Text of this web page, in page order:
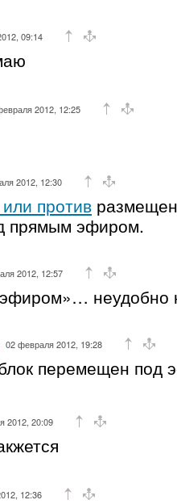
09:14
2012, 12:25
2012, 12:30
против
прямым эфиром.
2012, 12:57
неудобно
02 февраля 2012, 19:28
перемещен под
2012, 20:09
12:36